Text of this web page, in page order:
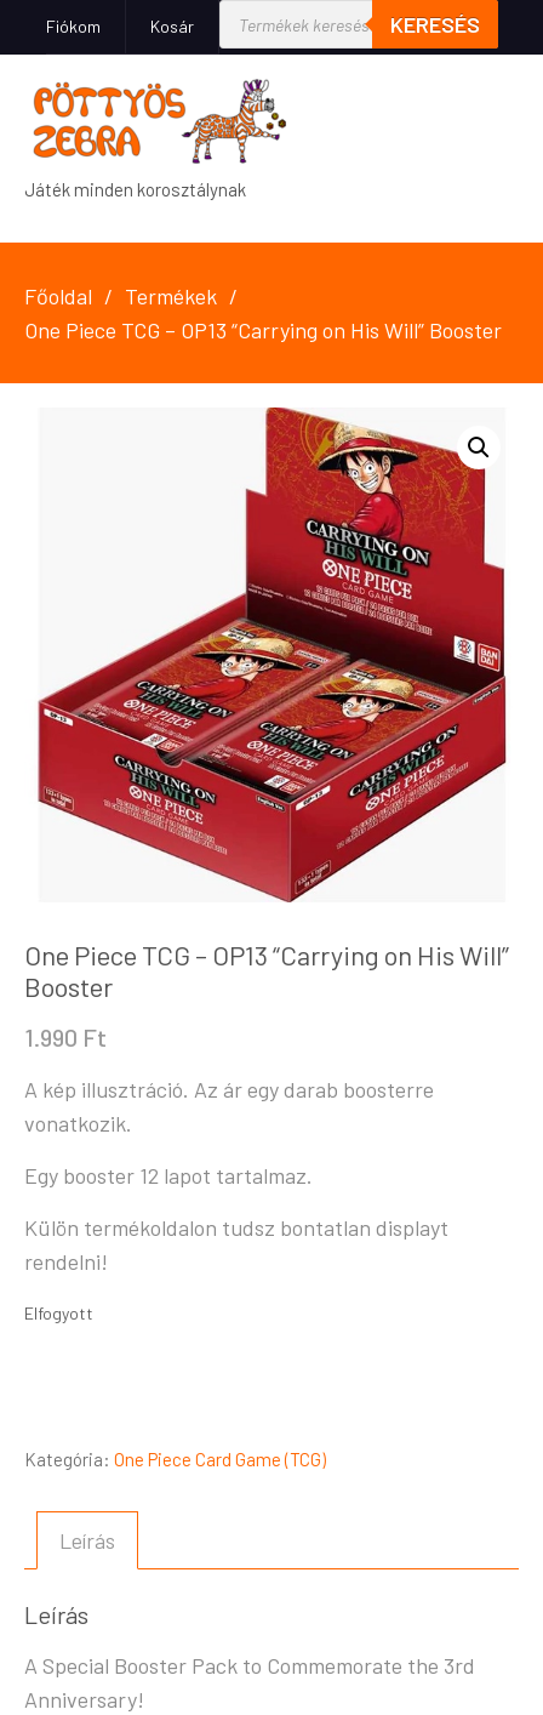
Fiókom Kosár KERESÉS
Játék minden korosztálynak
Főoldal
Termékek
One Piece TCG – OP13 “Carrying on His Will” Booster
One Piece TCG – OP13 “Carrying on His Will”
Booster
1.990 Ft
A kép illusztráció. Az ár egy darab boosterre
vonatkozik.
Egy booster 12 lapot tartalmaz.
Külön termékoldalon tudsz bontatlan displayt
rendelni!
Elfogyott
Kategória: One Piece Card Game (TCG)
Leírás
Leírás
A Special Booster Pack to Commemorate the 3rd
Anniversary!